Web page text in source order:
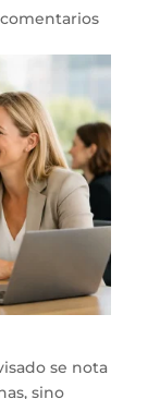
se nota
sino